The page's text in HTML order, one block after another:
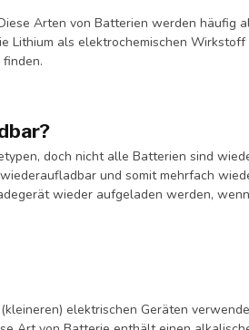
Arten von Batterien werden häufig
Lithium als elektrochemischen
doch nicht alle Batterien sind
und somit mehrfach
wieder aufgeladen werden,
elektrischen Geräten